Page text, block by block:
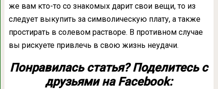
же вам кто-то со знакомых дарит свои вещи, то из
следует выкупить за символическую плату, а также
простирать в солевом растворе. В противном случае
вы рискуете привлечь в свою жизнь неудачи.
Понравилась статья? Поделитесь с
друзьями на Facebook: